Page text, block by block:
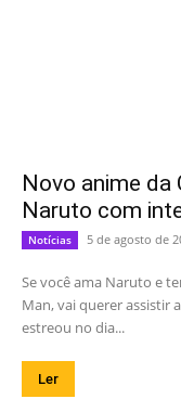
Novo anime da
Naruto com
Notícias 5 de agosto de
Se você ama Naruto e
Man, vai querer assistir
estreou no dia...
Ler